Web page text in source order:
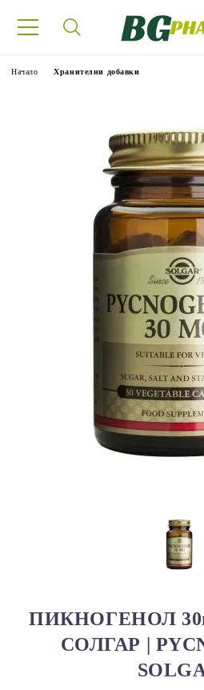
Начало Хранителни добавки
ПИКНОГЕНОЛ
СОЛГАР |